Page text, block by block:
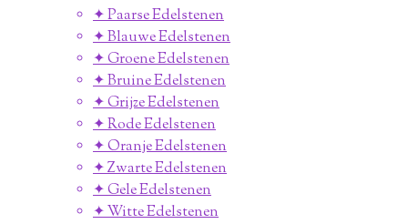
✦ Paarse Edelstenen
✦ Blauwe Edelstenen
✦ Groene Edelstenen
✦ Bruine Edelstenen
✦ Grijze Edelstenen
✦ Rode Edelstenen
✦ Oranje Edelstenen
✦ Zwarte Edelstenen
✦ Gele Edelstenen
✦ Witte Edelstenen